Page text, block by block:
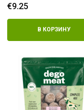
€9.25
В КОРЗИНУ